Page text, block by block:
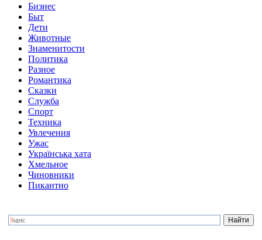
Бизнес
Быт
Дети
Животные
Знаменитости
Политика
Разное
Романтика
Сказки
Служба
Спорт
Техника
Увлечения
Ужас
Українська хата
Хмельное
Чиновники
Пикантно